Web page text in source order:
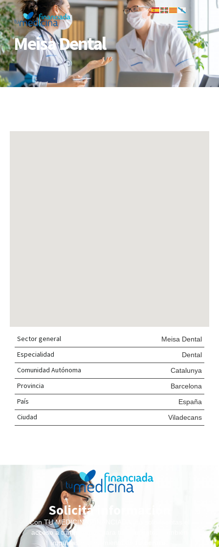
Meisa Dental
Sector general Meisa Dental
Especialidad Dental
Comunidad Autónoma Catalunya
Provincia Barcelona
País España
Ciudad Viladecans
Solicita información
Con TU MEDICINA FINANCIADA, no solo facilitas el
acceso a tratamientos para tus pacientes, también
impulsas el crecimiento de